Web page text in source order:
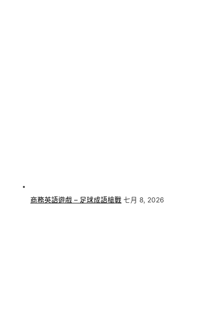
商務英語遊戲 – 足球成語槍戰 七月 8, 2026